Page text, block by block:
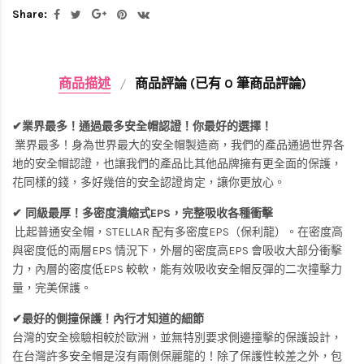
Share:
商品描述 商品評論 (已有 0 筆商品評論)
✔業界最多！通過最多安全帽認證！你最好的選擇！
業界最多！身為世界最大的安全帽製造商，我們的產品通過世界各
地的安全帽認證，也讓我們的產品比其他品牌擁有更全面的保護，
花同樣的錢，多好幾倍的安全認證肯定，讓你更放心。
✔ 同級最厚！多密度潰縮式EPS，完整吸收各種衝擊
比起普通安全帽，STELLAR 配有多密度EPS（保利龍）。在密度高
與密度低的兩層EPS 情況下，外層的密度高EPS 會吸收大部分衝擊
力，內層的密度低EPS 較軟，能有效吸收安全帽反彈的二次撞擊力
量，完美保護。
✔最好的側撞保護！內行才知道的細節
台灣的安全檢驗相較於歐洲，並無特別要求側邊撞擊的保護設計，
在台灣許多安全帽是沒有兩側保麗龍的！除了保護性較差之外，包